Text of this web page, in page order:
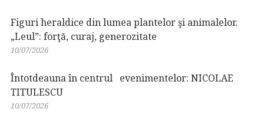
Figuri heraldice din lumea plantelor şi animalelor.
„Leul”: forţă, curaj, generozitate
10/07/2026
Întotdeauna în centrul evenimentelor: NICOLAE
TITULESCU
10/07/2026